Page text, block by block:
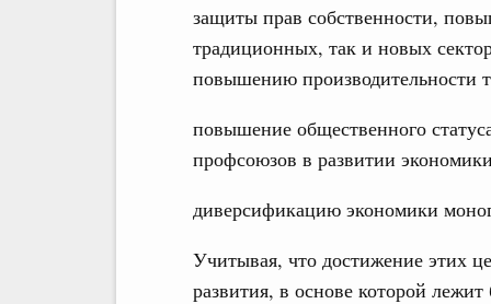
защиты прав собственности,
традиционных, так и новых
повышению производительности
повышение общественного
профсоюзов в развитии
диверсификацию экономики
Учитывая, что достижение этих
развития, в основе которой